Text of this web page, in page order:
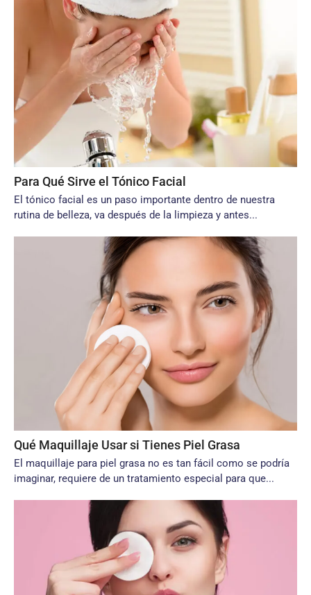
Para Qué Sirve el Tónico Facial
El tónico facial es un paso importante dentro de nuestra
rutina de belleza, va después de la limpieza y antes...
Qué Maquillaje Usar si Tienes Piel Grasa
El maquillaje para piel grasa no es tan fácil como se podría
imaginar, requiere de un tratamiento especial para que...